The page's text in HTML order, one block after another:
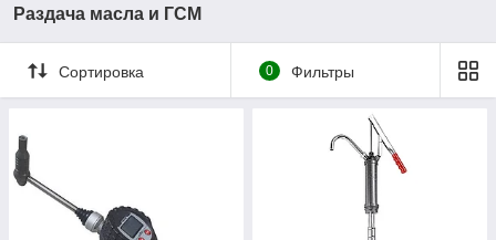
Раздача масла и ГСМ
Сортировка 0 Фильтры